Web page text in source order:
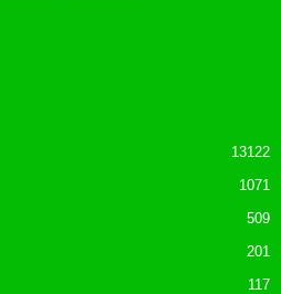
13122
1071
509
201
117